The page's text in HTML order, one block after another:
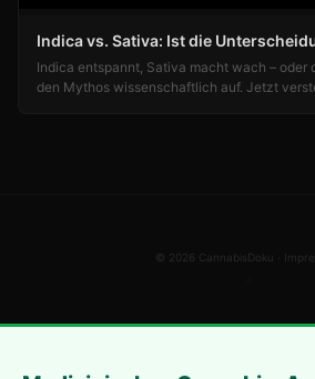
Indica vs. Sativa: Ist die
Indica entspannt, Sativa macht wach – oder
den Mythos wissenschaftlich auf. Jetzt
© 2026 CannabisDoku ·